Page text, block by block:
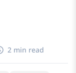
2 min read